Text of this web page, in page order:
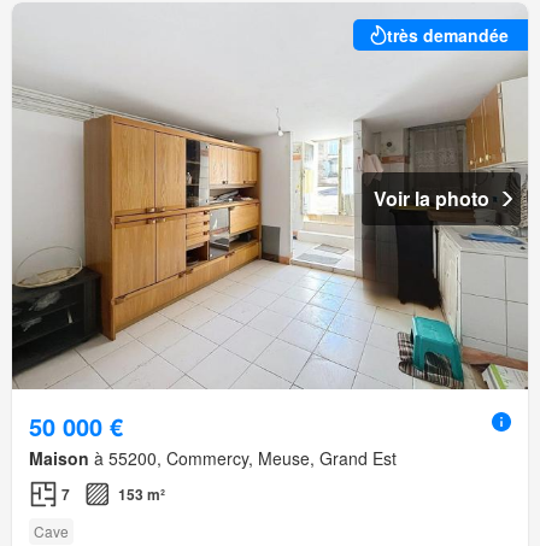
très demandée
Voir la photo
50 000 €
Maison à 55200, Commercy, Meuse, Grand Est
7 153 m²
Cave